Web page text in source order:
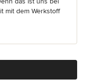
mit dem Werkstoff